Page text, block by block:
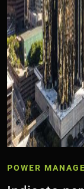
Example Link
POWER